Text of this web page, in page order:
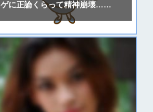
ゲに正論くらって精神崩壊……